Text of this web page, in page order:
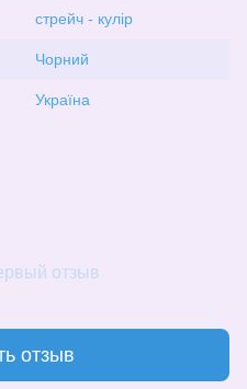
стрейч - кулір
Чорний
Україна
отзыв
отзыв